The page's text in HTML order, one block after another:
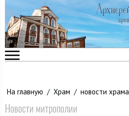
На главную / Храм / новости храма
Новости митрополии